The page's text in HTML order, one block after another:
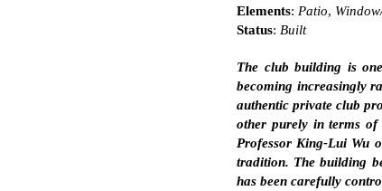
Elements: Patio,
Status: Built
The club building is
becoming increasingly
authentic private club
other purely in terms of
Professor King-Lui Wu
tradition. The building
has been carefully